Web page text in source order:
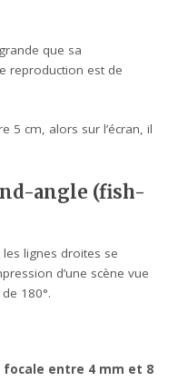
que sa
reproduction est de
5 cm, alors sur l’écran, il
angle (fish-
lignes droites se
d’une scène vue
180°.
focale entre 4 mm et 8